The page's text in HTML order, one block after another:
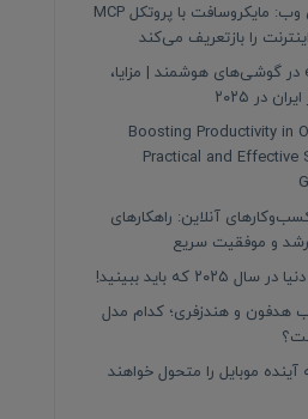
انقلاب در جستجوی وب: مایکروسافت با پروتکل MCP
راهنمای جامع eSIM در گوشی‌های هوشمند | مزایا،
در ۲۰۲۵
Boosting Productivity in
Practical and Effective
آنلاین: راهکارهای
و موفقیت سریع
هدفون و هندزفری؛ کدام مدل
آینده موبایل را متحول خواهند